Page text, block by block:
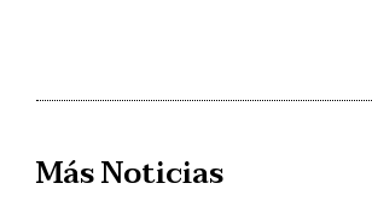
Más Noticias